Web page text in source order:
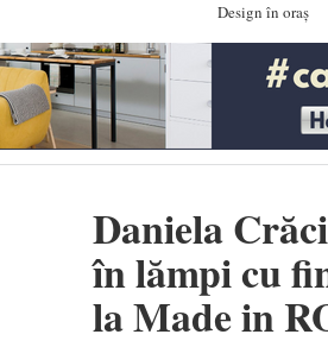
Design în oraș
Daniela
în lămpi cu
la Made in